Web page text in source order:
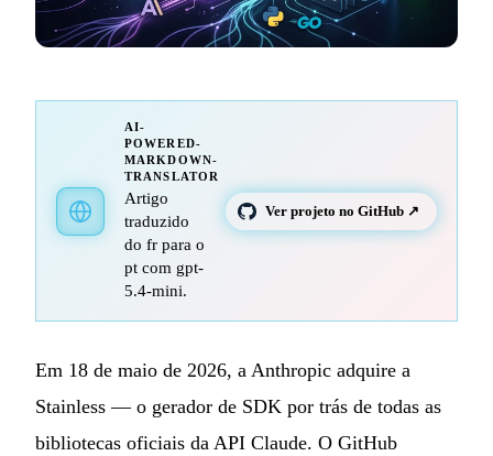
AI-
POWERED-
MARKDOWN-
TRANSLATOR
Artigo
traduzido
do fr para o
pt com gpt-
5.4-mini.
Ver projeto no GitHub ↗
Em 18 de maio de 2026, a Anthropic adquire a
Stainless — o gerador de SDK por trás de todas as
bibliotecas oficiais da API Claude. O GitHub